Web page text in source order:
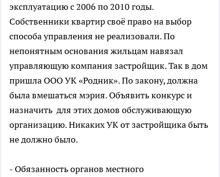
эксплуатацию с 2006 по 2010 годы.
Собственники квартир своё право на выбор
способа управления не реализовали. По
непонятным основания жильцам навязал
управляющую компания застройщик. Так в дом
пришла ООО УК «Родник». По закону, должна
была вмешаться мэрия. Объявить конкурс и
назначить для этих домов обслуживающую
организацию. Никаких УК от застройщика быть
не должно было.
- Обязанность органов местного